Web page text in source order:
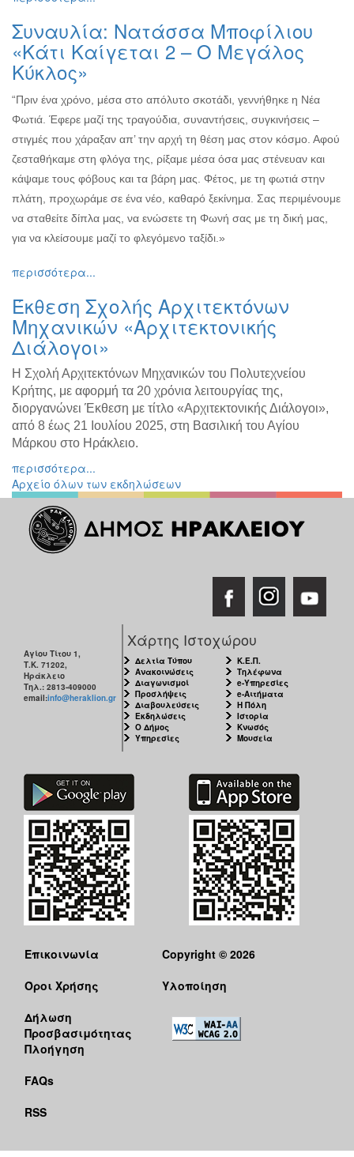
ΠΟΛΙΤΙΣΜΟΣ
ΑΝΘΕΚΤΙΚΗ
ΠΟΛΗ
Συναυλία: Νατάσσα Μποφίλιου
«Κάτι Καίγεται 2 – Ο Μεγάλος
Κύκλος»
“Πριν ένα χρόνο, μέσα στο απόλυτο σκοτάδι, γεννήθηκε η Νέα
Φωτιά. Έφερε μαζί της τραγούδια, συναντήσεις, συγκινήσεις –
στιγμές που χάραξαν απ’ την αρχή τη θέση μας στον κόσμο. Αφού
ζεσταθήκαμε στη φλόγα της, ρίξαμε μέσα όσα μας στένευαν και
κάψαμε τους φόβους και τα βάρη μας. Φέτος, με τη φωτιά στην
πλάτη, προχωράμε σε ένα νέο, καθαρό ξεκίνημα. Σας περιμένουμε
να σταθείτε δίπλα μας, να ενώσετε τη Φωνή σας με τη δική μας,
για να κλείσουμε μαζί το φλεγόμενο ταξίδι.»
περισσότερα...
Έκθεση Σχολής Αρχιτεκτόνων
Μηχανικών «Αρχιτεκτονικής
Διάλογοι»
H Σχολή Αρχιτεκτόνων Μηχανικών του Πολυτεχνείου
Κρήτης, με αφορμή τα 20 χρόνια λειτουργίας της,
διοργανώνει Έκθεση με τίτλο «Αρχιτεκτονικής Διάλογοι»,
από 8 έως 21 Ιουλίου 2025, στη Βασιλική του Αγίου
Μάρκου στο Ηράκλειο.
περισσότερα...
Αρχείο όλων των εκδηλώσεων
Αγίου Τίτου 1,
Τ.Κ. 71202,
Ηράκλειο
Τηλ.: 2813-409000
email:info@heraklion.gr
Χάρτης Ιστοχώρου
Δελτία Τύπου
Ανακοινώσεις
Διαγωνισμοί
Προσλήψεις
Διαβουλεύσεις
Εκδηλώσεις
Ο Δήμος
Υπηρεσίες
Κ.Ε.Π.
Τηλέφωνα
e-Υπηρεσίες
e-Αιτήματα
Η Πόλη
Ιστορία
Κνωσός
Μουσεία
Επικοινωνία
Όροι Χρήσης
Δήλωση
Προσβασιμότητας
Πλοήγηση
FAQs
RSS
Copyright © 2026
Υλοποίηση